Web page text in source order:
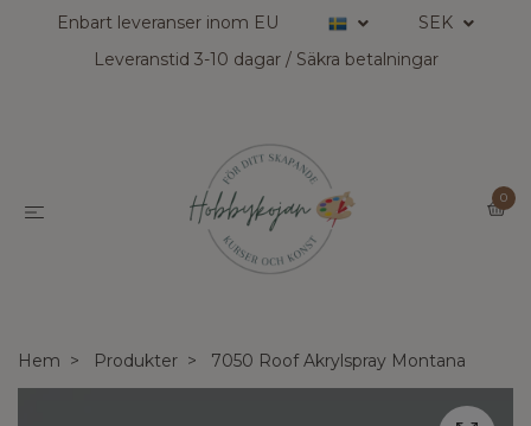
Enbart leveranser inom EU
SEK
Leveranstid 3-10 dagar / Säkra betalningar
0
Hem Produkter 7050 Roof Akrylspray Montana